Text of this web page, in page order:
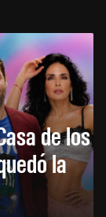
de los
la